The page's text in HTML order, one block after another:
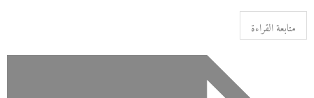
متابعة القراءة